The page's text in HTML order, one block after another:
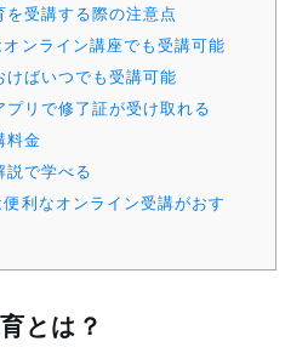
受講する際の注意点
ンライン講座でも受講可能
けばいつでも受講可能
リで修了証が受け取れる
料金
説で学べる
利なオンライン受講がおす
とは？